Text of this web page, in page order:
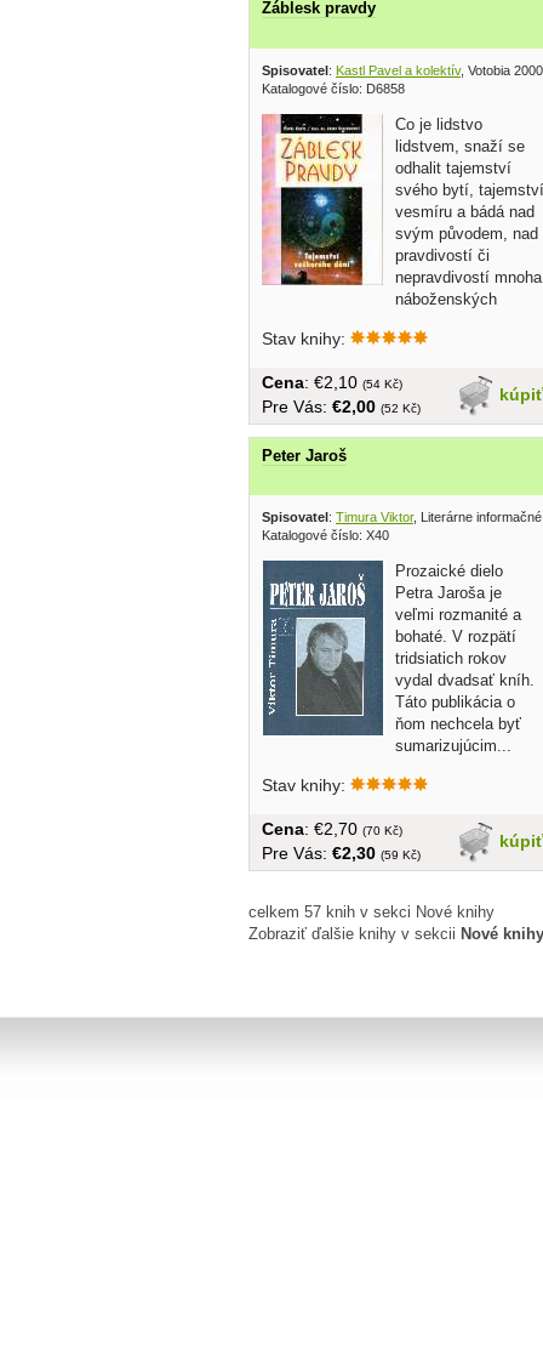
Záblesk pravdy
Spisovatel: Kastl Pavel a kolektív, Votobia 2000
Katalogové číslo: D6858
Co je lidstvo
lidstvem, snaží se
odhalit tajemství
svého bytí, tajemství
vesmíru a bádá nad
svým původem, nad
pravdivostí či
nepravdivostí mnoha
náboženských
Stav knihy:
kúpiť
Cena: €2,10 (54 Kč)
Pre Vás: €2,00 (52 Kč)
Peter Jaroš
Spisovatel : Timura Viktor, Literárne
Katalogové číslo: X40
Prozaické dielo
Petra Jaroša je
veľmi rozmanité a
bohaté. V rozpätí
tridsiatich rokov
vydal dvadsať kníh.
Táto publikácia o
ňom nechcela byť
sumarizujúcim...
Stav knihy:
kúpiť
Cena: €2,70 (70 Kč)
Pre Vás: €2,30 (59 Kč)
celkem 57 knih v sekci Nové knihy
Zobraziť ďalšie knihy v sekcii Nové knihy